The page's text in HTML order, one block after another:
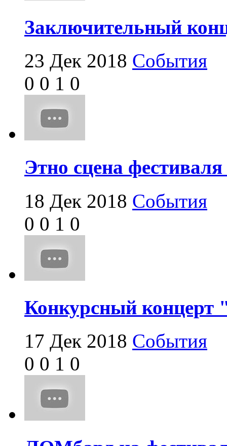
Заключительный
23 Дек 2018 События
0 0 1 0
Этно сцена
18 Дек 2018 События
0 0 1 0
Конкурсный концерт
17 Дек 2018 События
0 0 1 0